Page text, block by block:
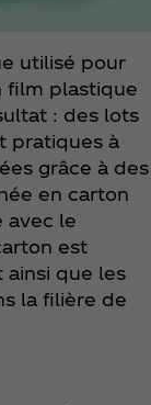
utilisé pour
film plastique
: des lots
pratiques à
grâce à des
en carton
avec le
est
que les
la filière de